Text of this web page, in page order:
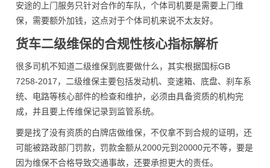
安途的上门服务只针对合作的车队，个体司机要是需要上门维
保，需要额外加钱，这点对于个体司机来说不太友好。
货车二级维保的合规性核心指标解析
很多司机不知道二级维保到底要做什么，其实根据国标GB
7258-2017，二级维保主要包括发动机、变速箱、底盘、刹车系
统、电路等核心部件的检查和维护，必须由具备资质的机构完
成，并且要上传维保记录到监管系统。
要是找了没有资质的白牌店做维保，不仅拿不到合规的证明，还
可能被路政部门罚款，罚款金额从2000元到20000元不等，要是
因为维保不合格导致交通事故，还要承担更大的责任。